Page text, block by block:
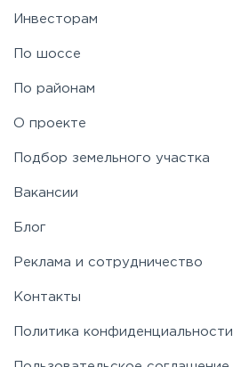
Инвесторам
По шоссе
По районам
О проекте
Подбор земельного участка
Вакансии
Блог
Реклама и сотрудничество
Контакты
Политика конфиденциальности